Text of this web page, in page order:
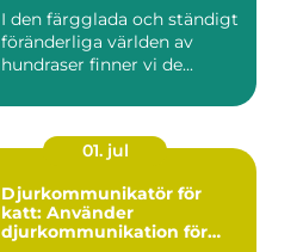
I den färgglada och ständigt
föränderliga världen av
hundraser finner vi de...
01. jul
Djurkommunikatör för
katt: Använder
djurkommunikation för